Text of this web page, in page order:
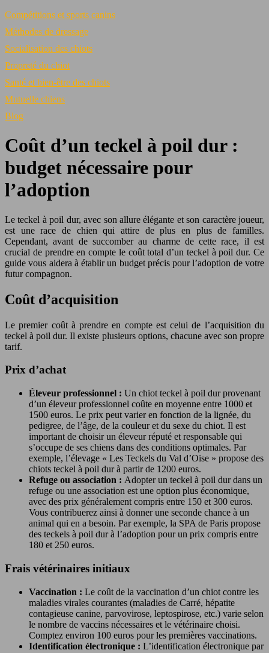
Compétitions et sports canins
Méthodes de dressage
Socialisation des chiots
Propreté du chiot
Santé et bien-être des chiots
Mutuelle chiens
Blog
Coût d’un teckel à poil dur :
budget nécessaire pour
l’adoption
Le teckel à poil dur, avec son allure élégante et son caractère joueur,
est une race de chien qui attire de plus en plus de familles.
Cependant, avant de succomber au charme de cette race, il est
crucial de prendre en compte le coût total d’un teckel à poil dur. Ce
guide vous aidera à établir un budget précis pour l’adoption de votre
futur compagnon.
Coût d’acquisition
Le premier coût à prendre en compte est celui de l’acquisition du
teckel à poil dur. Il existe plusieurs options, chacune avec son propre
tarif.
Prix d’achat
Éleveur professionnel : Un chiot teckel à poil dur provenant
d’un éleveur professionnel coûte en moyenne entre 1000 et
1500 euros. Le prix peut varier en fonction de la lignée, du
pedigree, de l’âge, de la couleur et du sexe du chiot. Il est
important de choisir un éleveur réputé et responsable qui
s’occupe de ses chiens dans des conditions optimales. Par
exemple, l’élevage « Les Teckels du Val d’Oise » propose des
chiots teckel à poil dur à partir de 1200 euros.
Refuge ou association : Adopter un teckel à poil dur dans un
refuge ou une association est une option plus économique,
avec des prix généralement compris entre 150 et 300 euros.
Vous contribuerez ainsi à donner une seconde chance à un
animal qui en a besoin. Par exemple, la SPA de Paris propose
des teckels à poil dur à l’adoption pour un prix compris entre
180 et 250 euros.
Frais vétérinaires initiaux
Vaccination : Le coût de la vaccination d’un chiot contre les
maladies virales courantes (maladies de Carré, hépatite
contagieuse canine, parvovirose, leptospirose, etc.) varie selon
le nombre de vaccins nécessaires et le vétérinaire choisi.
Comptez environ 100 euros pour les premières vaccinations.
Identification électronique : L’identification électronique par